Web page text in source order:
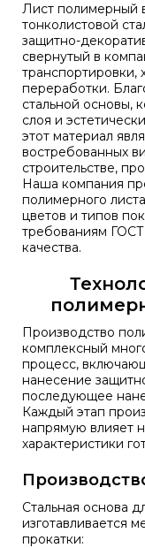
Лист полимерный
тонколистовой
защитно-
свернутый в
транспортировки,
переработки.
стальной основы,
слоя и
этот материал
востребованных
строительстве,
Наша компания
полимерного
цветов и типов
требованиям
качества.
Производство
комплексный
процесс,
нанесение
последующее
Каждый этап
напрямую влияет
характеристики
Стальная основа
изготавливается
прокатки: